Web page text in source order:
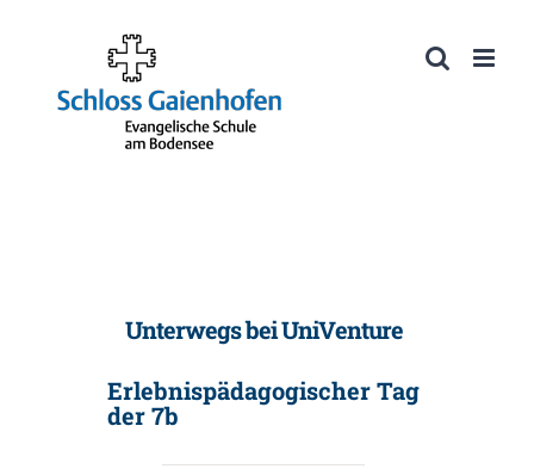
Werkzeugleiste öffnen
springen
Unterwegs bei UniVenture
Erlebnispädagogischer Tag
der 7b